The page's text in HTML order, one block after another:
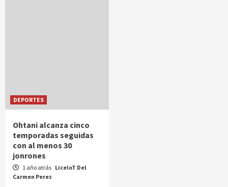
DEPORTES
Ohtani alcanza cinco
temporadas seguidas
con al menos 30
jonrones
1 año atrás LiceloT Del
Carmen Perez